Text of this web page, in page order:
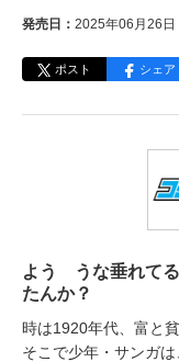
発売日： 2025年06月26日
ポスト シェア
よう うな垂れて
たんか？
時は1920年代、富と
そこで少年・サンガ